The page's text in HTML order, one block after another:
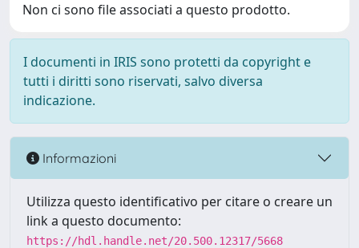
Non ci sono file associati a questo prodotto.
I documenti in IRIS sono protetti da copyright e
tutti i diritti sono riservati, salvo diversa
indicazione.
Informazioni
Utilizza questo identificativo per citare o creare un
link a questo documento:
https://hdl.handle.net/20.500.12317/5668